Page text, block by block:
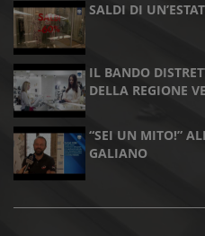
SALDI DI
IL BANDO
DELLA REGIONE
“SEI UN MITO!”
GALIANO